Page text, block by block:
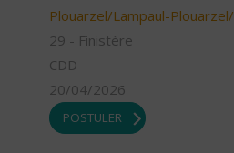
Plouarzel/Lampaul-
29 - Finistère
CDD
20/04/2026
POSTULER